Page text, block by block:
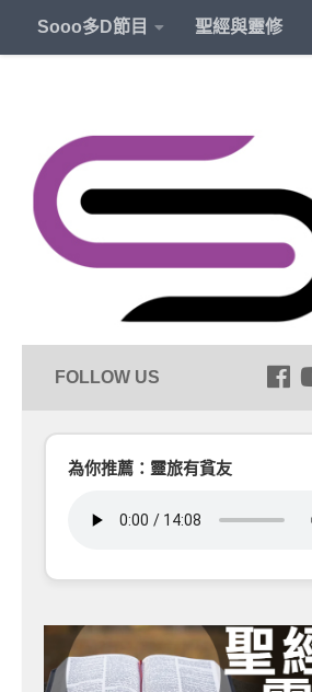
Sooo多D節目 聖經與靈修
為你推薦：靈旅有貧友